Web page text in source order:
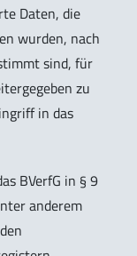
Daten, die
wurden, nach
sind, für
zu
in das
BVerfG in § 9
anderem